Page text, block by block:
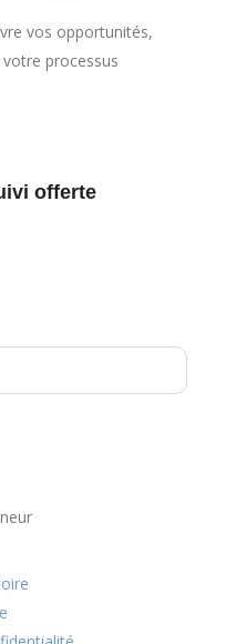
vos opportunités,
processus
offerte